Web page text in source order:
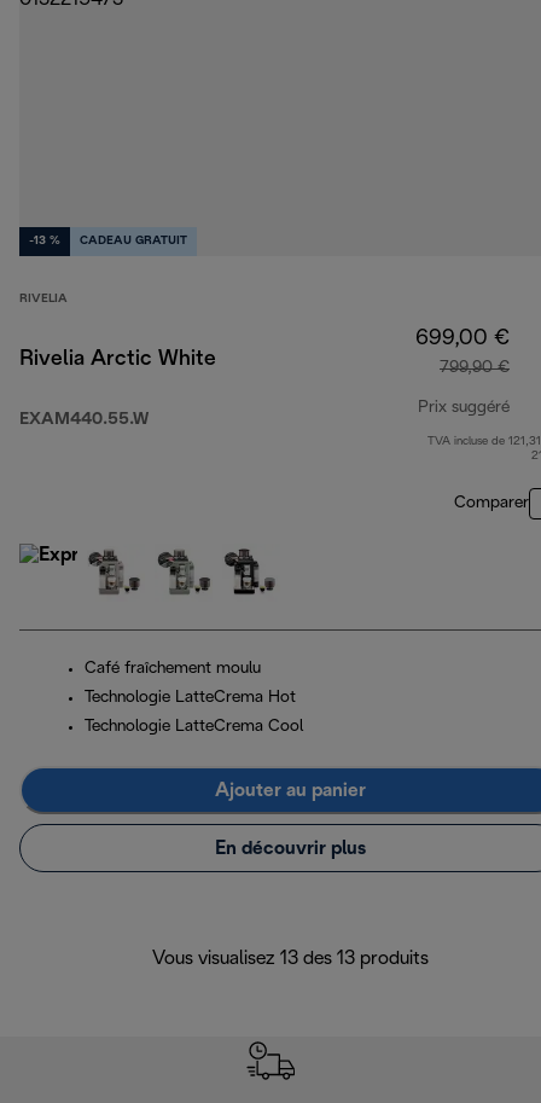
-13 % CADEAU GRATUIT
RIVELIA
Rivelia Arctic White
EXAM440.55.W
699,00 €
799,90 €
Prix suggéré
TVA incluse de
Comparer
Café fraîchement moulu
Technologie LatteCrema Hot
Technologie LatteCrema Cool
Ajouter au panier
En découvrir plus
Vous visualisez 13 des 13 produits